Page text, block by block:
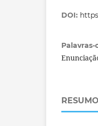
DOI:
Palavras-
RESUMO